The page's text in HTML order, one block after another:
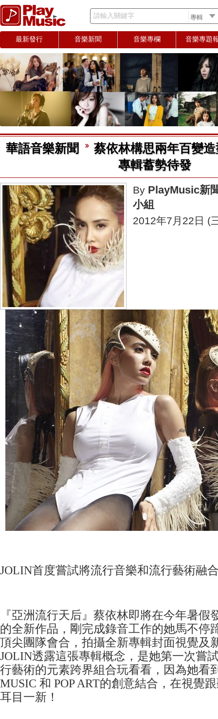
請輸入關鍵字
最新發行 音樂新聞 音樂專欄 音樂專題
華語音樂新聞
蔡依林構思兩年百變
專輯蓄勢待發
By PlayMusic新
小組
2012年7月22日 (
JOLIN首度嘗試將流行音樂和流行藝術融
『亞洲流行天后』蔡依林即將在今年暑假
的全新作品，剛完成錄音工作的她馬不停
頂尖團隊會合，拍攝全新專輯封面視覺及
JOLIN透露這張專輯概念，是她第一次嘗
行藝術的元素跨界組合玩看看，因為她看
MUSIC 和 POP ART的創意結合，在視覺
耳目一新！